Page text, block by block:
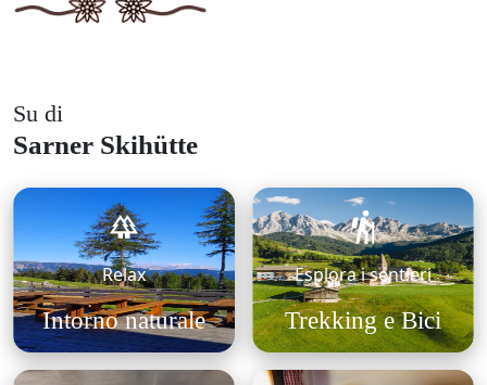
Su di
Sarner Skihütte
Relax
Intorno naturale
Esplora i sentieri
Trekking e Bici